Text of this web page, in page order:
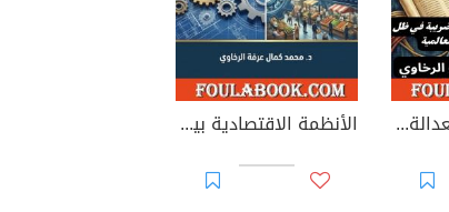
سيادة المال والعدالة الجبائية الأنظمة الاقتصادية بين النظرية والتطبيق